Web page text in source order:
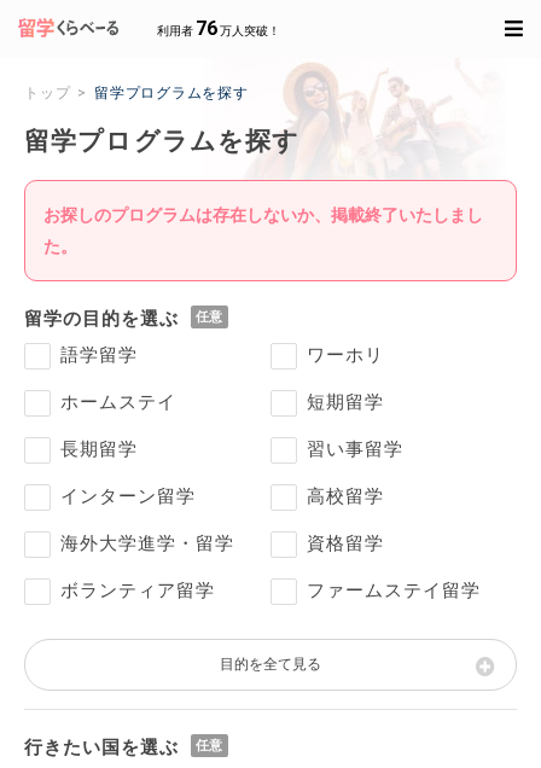
利用者 76万人突破！
トップ 留学プログラムを探す
留学プログラムを探す
お探しのプログラムは存在しないか、掲載終了いたしまし
た。
留学の目的を選ぶ
語学留学
ワーホリ
ホームステイ 短期留学
長期留学 習い事留学
インターン留学 高校留学
海外大学進学・留学 資格留学
ボランティア留学 ファームステイ留学
目的を全て見る
行きたい国を選ぶ